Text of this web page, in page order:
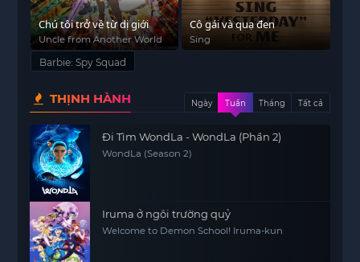
Chú tôi trở về từ dị giới
Uncle from Another World
Cô gái và quạ đen
Sing
Barbie: Spy Squad
THỊNH HÀNH Ngày Tuần Tháng Tất cả
Đi Tìm WondLa - WondLa (Phần 2)
WondLa (Season 2)
Iruma ở ngôi trường quỷ
Welcome to Demon School! Iruma-kun